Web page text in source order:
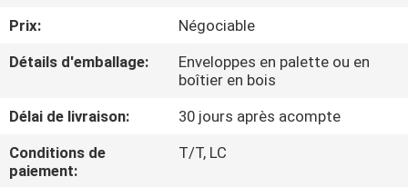
VISITE
DE
CONTRÔLE
Prix:
Négociable
Détails d'emballage:
Enveloppes en palette ou en
boîtier en bois
Délai de livraison:
30 jours après acompte
Conditions de
paiement:
T/T, LC